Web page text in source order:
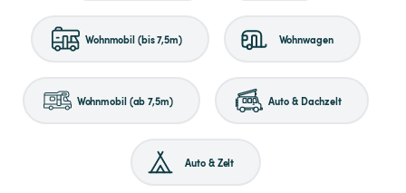
Wohnmobil (bis 7,5m) Wohnwagen
Wohnmobil (ab 7,5m) Auto & Dachzelt
Auto & Zelt